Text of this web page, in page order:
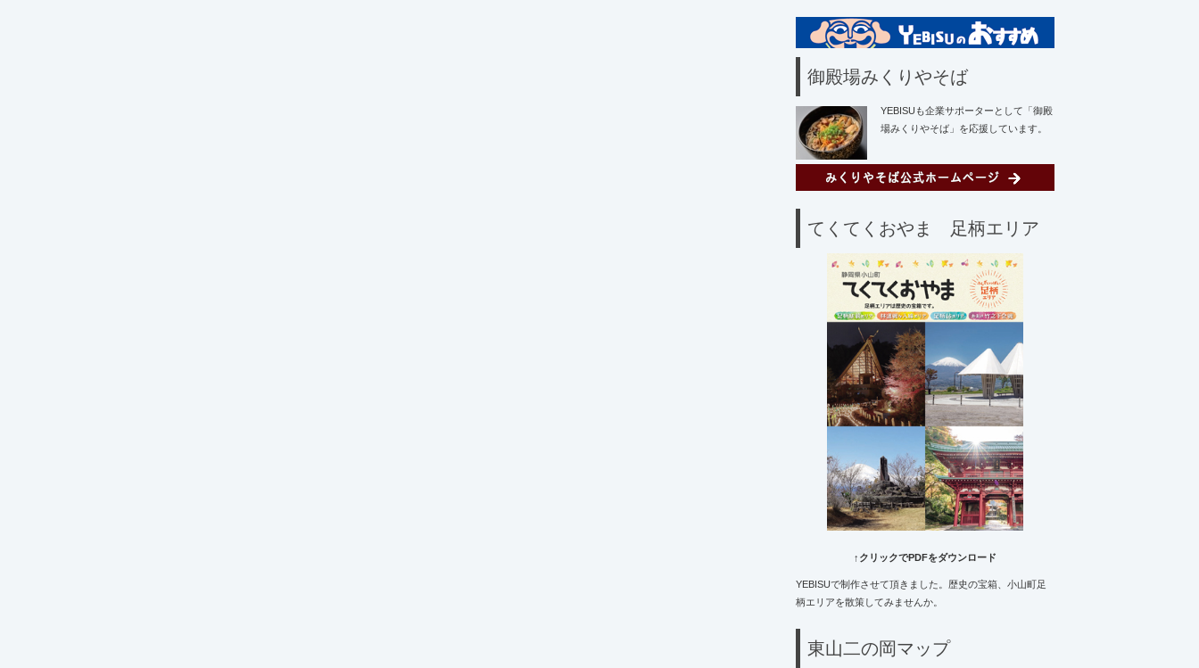
御殿場みくりやそば
YEBISUも企業サポーターとして「御殿
場みくりやそば」を応援しています。
てくてくおやま 足柄エリア
↑クリックでPDFをダウンロード
YEBISUで制作させて頂きました。歴史の宝箱、小山町足
柄エリアを散策してみませんか。
東山二の岡マップ